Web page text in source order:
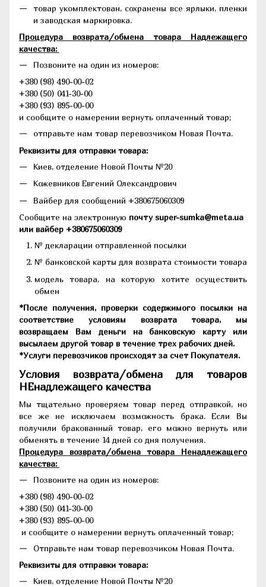
товар укомплектован, сохранены все ярлыки, пленки
и заводская маркировка.
Процедура возврата/обмена товара Надлежащего
качества:
Позвоните на один из номеров:
+380 (98) 490-00-02
+380 (50) 041-30-00
+380 (93) 895-00-00
и сообщите о намерении вернуть оплаченный товар;
отправьте нам товар перевозчиком Новая Почта.
Реквизиты для отправки товара:
Киев, отделение Новой Почты №20
Кожевников Евгений Олександрович
Вайбер для сообщений +380675060309
Сообщите на электронную почту super-sumka@meta.ua
или вайбер +380675060309
№ декларации отправленной посылки
№ банковской карты для возврата стоимости товара
модель товара, на которую хотите осуществить
обмен
*После получения, проверки содержимого посылки на
соответствие условиям возврата товара, мы
возвращаем Вам деньги на банковскую карту или
высылаем другой товар в течение трех рабочих дней.
*Услуги перевозчиков происходят за счет Покупателя.
Условия возврата/обмена для товаров
НЕнадлежащего качества
Мы тщательно проверяем товар перед отправкой, но
все же не исключаем возможность брака. Если Вы
получили бракованный товар, его можно вернуть или
обменять в течение 14 дней со дня получения.
Процедура возврата/обмена товара Ненадлежащего
качества:
Позвоните на один из номеров:
+380 (98) 490-00-02
+380 (50) 041-30-00
+380 (93) 895-00-00
и сообщите о намерении вернуть оплаченный товар;
Отправьте нам товар перевозчиком Новая Почта.
Реквизиты для отправки товара:
Киев, отделение Новой Почты №20